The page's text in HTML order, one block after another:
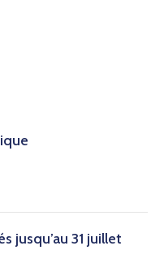
jusqu’au 31 juillet